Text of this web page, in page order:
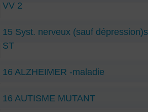
VV 2
15 Syst. nerveux (sauf dépression)s
ST
16 ALZHEIMER -maladie
16 AUTISME MUTANT